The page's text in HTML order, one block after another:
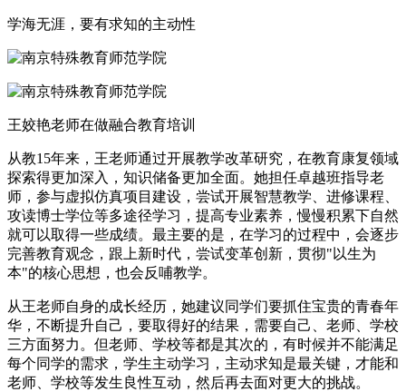
学海无涯，要有求知的主动性
王姣艳老师在做融合教育培训
从教15年来，王老师通过开展教学改革研究，在教育康复领域
探索得更加深入，知识储备更加全面。她担任卓越班指导老
师，参与虚拟仿真项目建设，尝试开展智慧教学、进修课程、
攻读博士学位等多途径学习，提高专业素养，慢慢积累下自然
就可以取得一些成绩。最主要的是，在学习的过程中，会逐步
完善教育观念，跟上新时代，尝试变革创新，贯彻"以生为
本"的核心思想，也会反哺教学。
从王老师自身的成长经历，她建议同学们要抓住宝贵的青春年
华，不断提升自己，要取得好的结果，需要自己、老师、学校
三方面努力。但老师、学校等都是其次的，有时候并不能满足
每个同学的需求，学生主动学习，主动求知是最关键，才能和
老师、学校等发生良性互动，然后再去面对更大的挑战。